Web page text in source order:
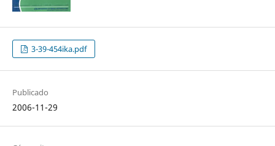
3-39-454ika.pdf
Publicado
2006-11-29